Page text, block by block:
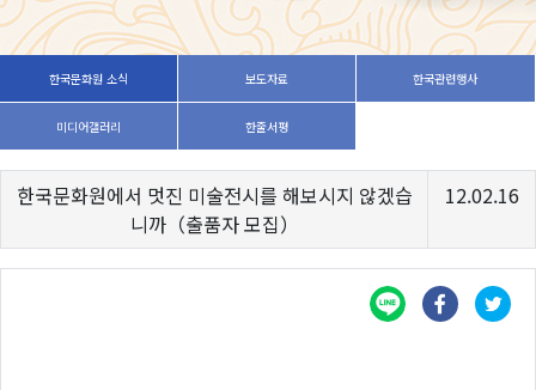
한국문화원 소식 보도자료 한국관련행사
미디어갤러리 한줄서평
한국문화원에서 멋진 미술전시를 해보시지 않겠습
니까（출품자 모집）
12.02.16